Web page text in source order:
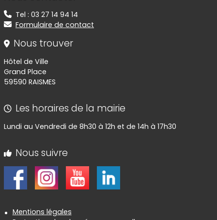
Tel : 03 27 14 94 14
Formulaire de contact
Nous trouver
Hôtel de Ville
Grand Place
59590 RAISMES
Les horaires de la mairie
Lundi au Vendredi de 8h30 à 12h et de 14h à 17h30
Nous suivre
Informations réglementaires
Mentions légales